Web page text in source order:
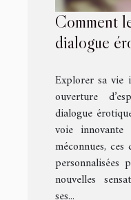
Comment
dialogue
votre vie
Explorer sa vie
ouverture
dialogue
voie
méconnues,
personnalisées
nouvelles